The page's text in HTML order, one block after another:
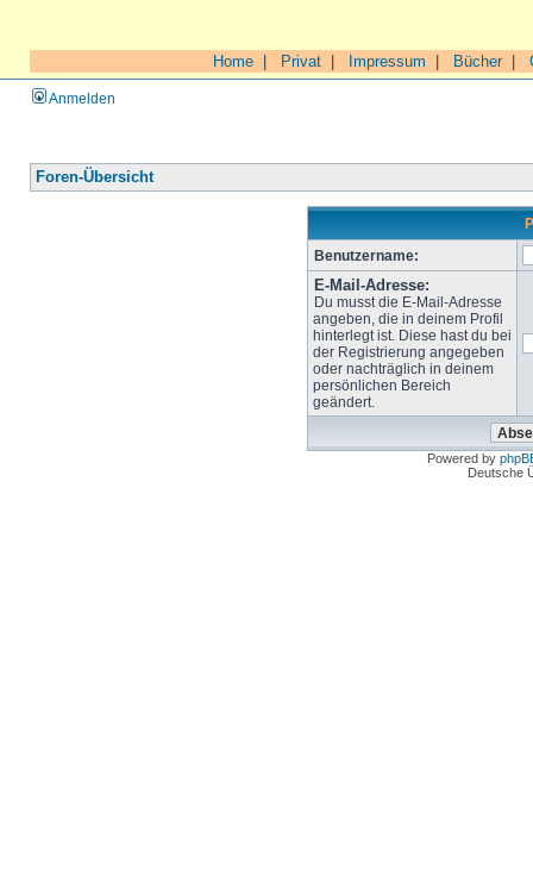
Home Privat Impressum Bücher|
Anmelden
Foren-Übersicht
Benutzername:
E-Mail-Adresse:
Du musst die E-Mail-Adresse
angeben, die in deinem Profil
hinterlegt ist. Diese hast du bei
der Registrierung angegeben
oder nachträglich in deinem
persönlichen Bereich
geändert.
Powered by
Deutsche